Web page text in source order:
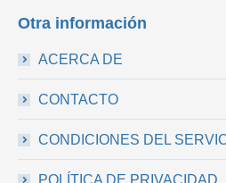
Otra información
ACERCA DE
CONTACTO
CONDICIONES DEL